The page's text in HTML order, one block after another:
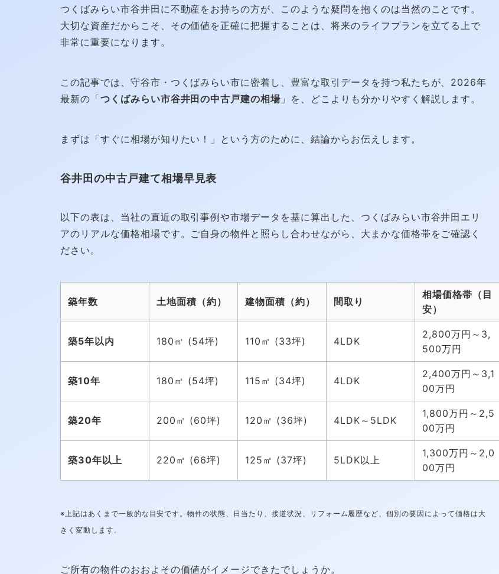
つくばみらい市谷井田に不動産をお持ちの方が、このような疑問を抱くのは当然のことです。
大切な資産だからこそ、その価値を正確に把握することは、将来のライフプランを立てる上で
非常に重要になります。
この記事では、守谷市・つくばみらい市に密着し、豊富な取引データを持つ私たちが、2026年
最新の「つくばみらい市谷井田の中古戸建の相場 」を、どこよりも分かりやすく解説します。
まずは「すぐに相場が知りたい！」という方のために、結論からお伝えします。
谷井田の中古戸建て相場早見表
以下の表は、当社の直近の取引事例や市場データを基に算出した、つくばみらい市谷井田エリ
アのリアルな価格相場です。ご自身の物件と照らし合わせながら、大まかな価格帯をご確認く
ださい。
築年数 土地面積（約） 建物面積（約） 間取り
相場価格帯（目
安）
築5年以内 180㎡ (54坪) 110㎡ (33坪) 4LDK
2,800万円～3,
500万円
築10年 180㎡ (54坪) 115㎡ (34坪) 4LDK
2,400万円～3,1
00万円
築20年 200㎡ (60坪) 120㎡ (36坪) 4LDK～5LDK
1,800万円～2,5
00万円
築30年以上 220㎡ (66坪) 125㎡ (37坪) 5LDK以上
1,300万円～2,0
00万円
※上記はあくまで一般的な目安です。物件の状態、日当たり、接道状況、リフォーム履歴など、個別の要因によって価格は大
きく変動します。
ご所有の物件のおおよその価値がイメージできたでしょうか。